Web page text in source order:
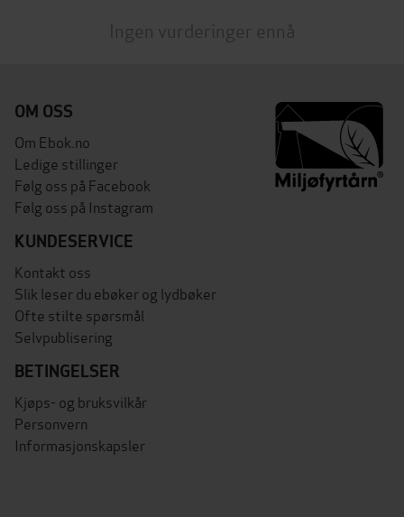
Ingen vurderinger ennå
OM OSS
Om Ebok.no
Ledige stillinger
Følg oss på Facebook
Følg oss på Instagram
KUNDESERVICE
Kontakt oss
Slik leser du ebøker og lydbøker
Ofte stilte spørsmål
Selvpublisering
BETINGELSER
Kjøps- og bruksvilkår
Personvern
Informasjonskapsler